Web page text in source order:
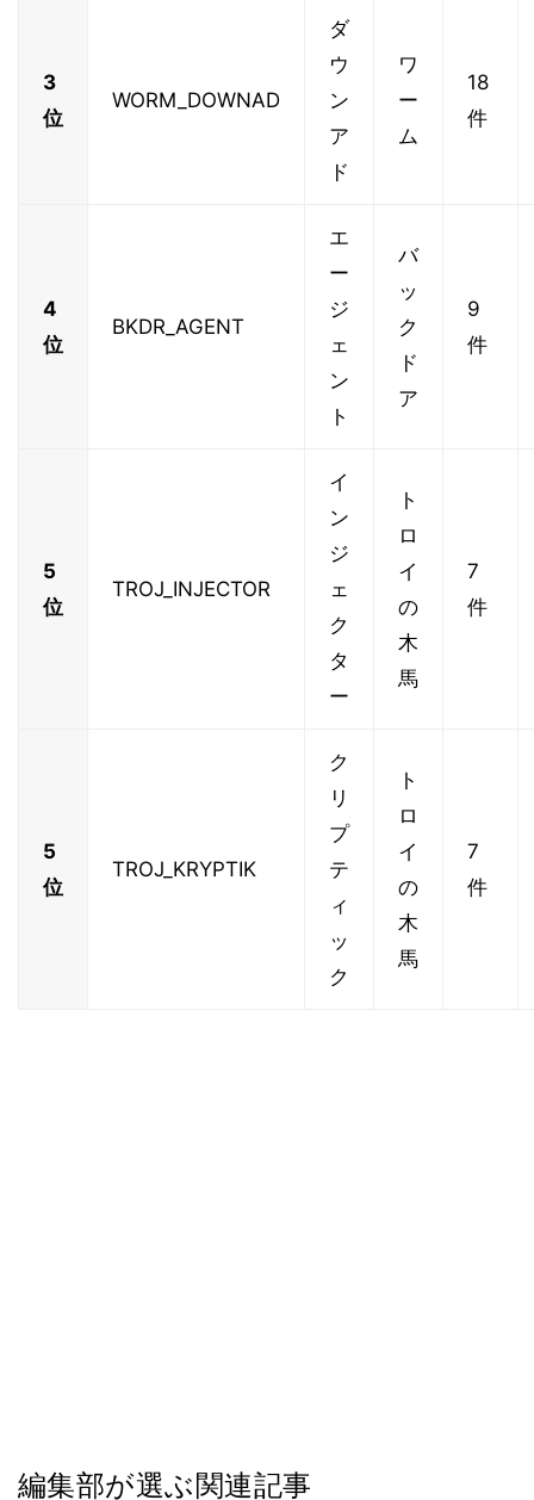
3
位
WORM_DOWNAD
ダ
ウ
ン
ア
ド
ワ
ー
ム
18
件
4
位
BKDR_AGENT
エ
ー
ジ
ェ
ン
ト
バ
ッ
ク
ド
ア
9
件
5
位
TROJ_INJECTOR
イ
ン
ジ
ェ
ク
タ
ー
ト
ロ
イ
の
木
馬
7
件
5
位
TROJ_KRYPTIK
ク
リ
プ
テ
ィ
ッ
ク
ト
ロ
イ
の
木
馬
7
件
編集部が選ぶ関連記事